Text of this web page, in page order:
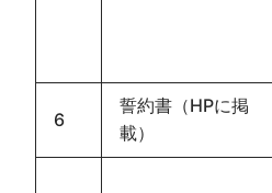
6
誓約書（HPに掲
載）